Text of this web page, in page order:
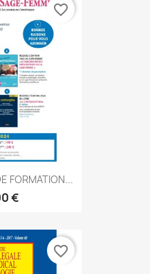
FORMATION...
€
favorite_border
favorite_border